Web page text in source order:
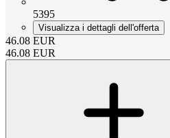
5395
Visualizza i dettagli dell'offerta
46.08 EUR
46.08 EUR